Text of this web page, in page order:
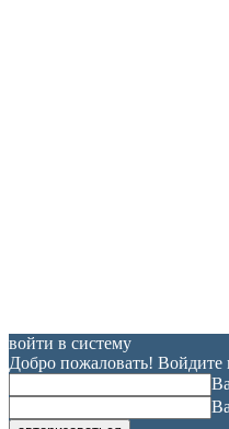
войти в систему
Добро пожаловать! Войдите